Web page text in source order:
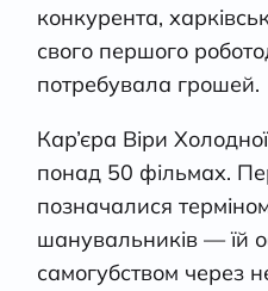
конкурента,
свого першого
потребувала грошей.
Кар’єра Віри
понад 50 фільмах.
позначалися
шанувальників — їй
самогубством через